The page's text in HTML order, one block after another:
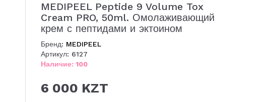
MEDIPEEL Peptide 9 Volume Tox
Cream PRO, 50ml. Омолаживающий
крем с пептидами и эктоином
Бренд: MEDIPEEL
Артикул: 6127
Наличие: 100
6 000 KZT